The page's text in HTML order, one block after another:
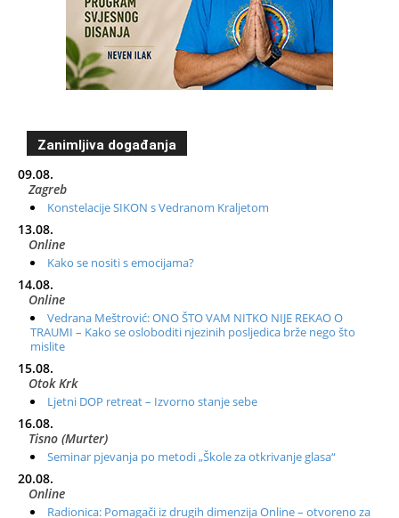
Zanimljiva događanja
09.08.
Zagreb
Konstelacije SIKON s Vedranom Kraljetom
13.08.
Online
Kako se nositi s emocijama?
14.08.
Online
Vedrana Meštrović: ONO ŠTO VAM NITKO NIJE REKAO O
TRAUMI – Kako se osloboditi njezinih posljedica brže nego što
mislite
15.08.
Otok Krk
Ljetni DOP retreat – Izvorno stanje sebe
16.08.
Tisno (Murter)
Seminar pjevanja po metodi „Škole za otkrivanje glasa“
20.08.
Online
Radionica: Pomagači iz drugih dimenzija Online – otvoreno za